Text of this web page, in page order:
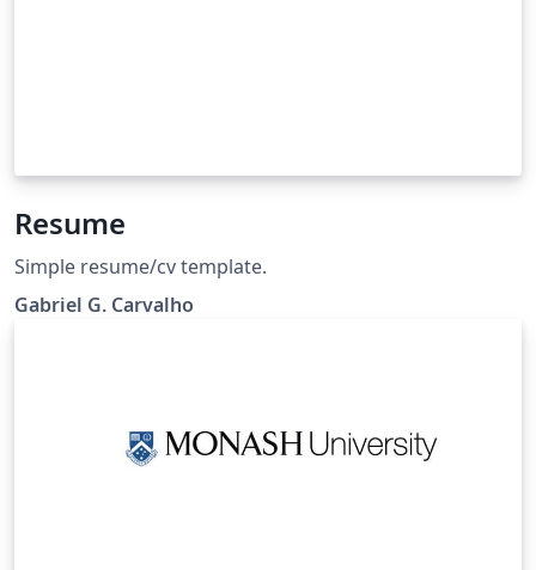
Resume
Simple resume/cv template.
Gabriel G. Carvalho